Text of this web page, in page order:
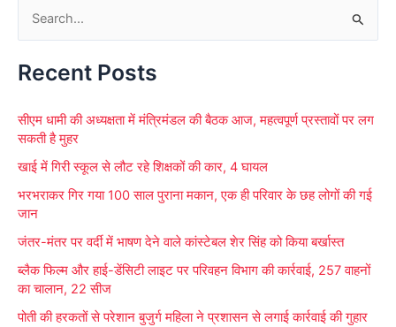
a
c
f
o
Recent Posts
सीएम धामी की अध्यक्षता में मंत्रिमंडल की बैठक आज, महत्वपूर्ण प्रस्तावों पर लग
सकती है मुहर
खाई में गिरी स्कूल से लौट रहे शिक्षकों की कार, 4 घायल
भरभराकर गिर गया 100 साल पुराना मकान, एक ही परिवार के छह लोगों की गई
जान
जंतर-मंतर पर वर्दी में भाषण देने वाले कांस्टेबल शेर सिंह को किया बर्खास्त
ब्लैक फिल्म और हाई-डेंसिटी लाइट पर परिवहन विभाग की कार्रवाई, 257 वाहनों
का चालान, 22 सीज
पोती की हरकतों से परेशान बुजुर्ग महिला ने प्रशासन से लगाई कार्रवाई की गुहार